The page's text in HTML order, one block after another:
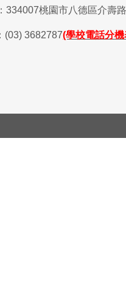
334007桃園市八德區介壽路
： (03) 3682787(學校電話分機